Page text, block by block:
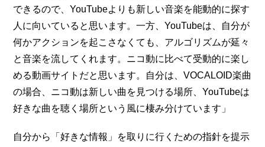
できるので、YouTubeよりも新しい音楽を能動的に探す
人に向いていると思います。一方、YouTubeは、自分が
何かアクションを起こさなくても、アルゴリズムが延々
と音楽を流してくれます。ニコ動に比べて受動的に楽し
める動画サイトだと思います。自分は、VOCALOID楽曲
の場合、ニコ動は新しい曲を見つける場所、YouTubeは
好きな曲を聴く場所という風に棲み分けています」
自分から「好きな情報」を取りに行くための指針を提示